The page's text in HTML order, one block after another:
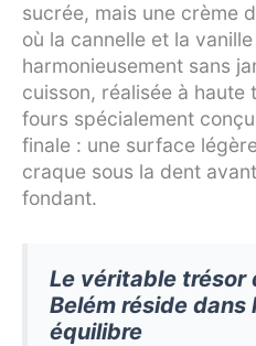
sucrée, mais une crème
où la cannelle et la
harmonieusement sans
cuisson, réalisée à
fours spécialement
finale : une surface
craque sous la dent
fondant.
Le véritable trésor
Belém réside
équilibre